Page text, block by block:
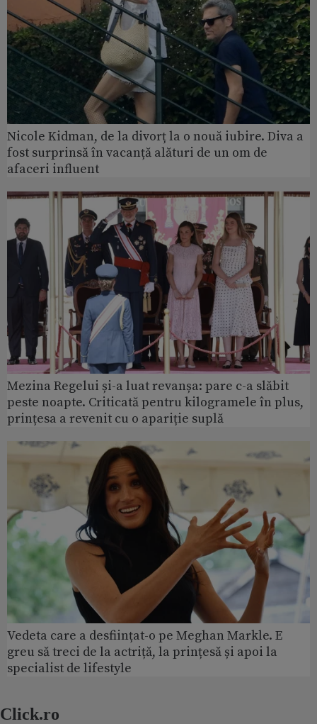
Nicole Kidman, de la divorț la o nouă iubire. Diva a
fost surprinsă în vacanță alături de un om de
afaceri influent
Mezina Regelui și-a luat revanșa: pare c-a slăbit
peste noapte. Criticată pentru kilogramele în plus,
prințesa a revenit cu o apariție suplă
Vedeta care a desființat-o pe Meghan Markle. E
greu să treci de la actriță, la prințesă și apoi la
specialist de lifestyle
Click.ro